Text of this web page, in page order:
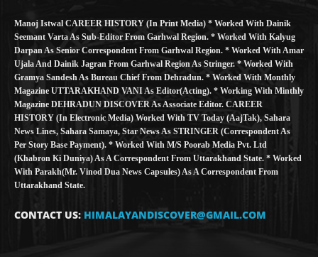
Manoj Istwal CAREER HISTORY (in Print Media) * Worked With Dainik
Seemant Varta As Sub-Editor From Garhwal Region. * Worked With Kalyug
Darpan As Senior Correspondent From Garhwal Region. * Worked With Amar
Ujala And Dainik Jagran From Garhwal Region As Stringer. * Worked With
Gramya Sandesh As Bureau Chief From Dehradun. * Worked With Monthly
Magazine UTTARAKHAND VANI As Editor(Acting). * Working With Minthly
Magazine DEHRADUN DISCOVER As Associate Editor. CAREER
HISTORY (in Electronic Media) Worked With TV Today (AajTak), Sahara
News Lines, Sahara Samaya, Star News As STRINGER (Correspondent As
Per Story Base Payment). * Worked With M/S Poorab Media Pvt. Ltd
(Khabron Ki Duniya) As A Correspondent From Uttarakhand State. * Worked
With Parakh(Mr. Vinod Dua News Capsules) As A Correspondent From
Uttarakhand State.
CONTACT US: HIMALAYANDISCOVER@GMAIL.COM